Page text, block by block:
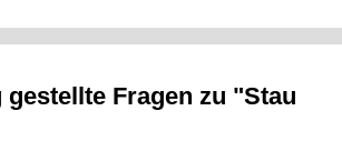
gestellte Fragen zu "Stau